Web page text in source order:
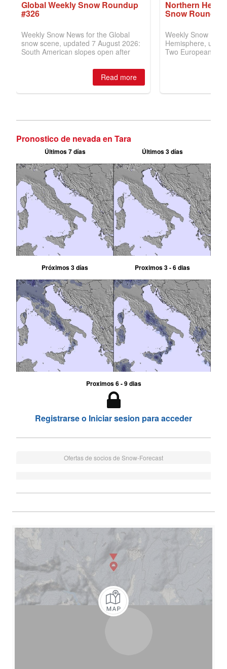
Pronostico de nevada en Tara
Últimos 7 días Últimos 3 días
Próximos 3 días Proximos 3 - 6 dias
Proximos 6 - 9 dias
Registrarse o Iniciar sesion para acceder
Ofertas de socios de Snow-Forecast